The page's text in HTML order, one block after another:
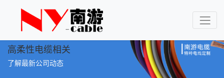
高柔性电缆相关
了解最新公司动态